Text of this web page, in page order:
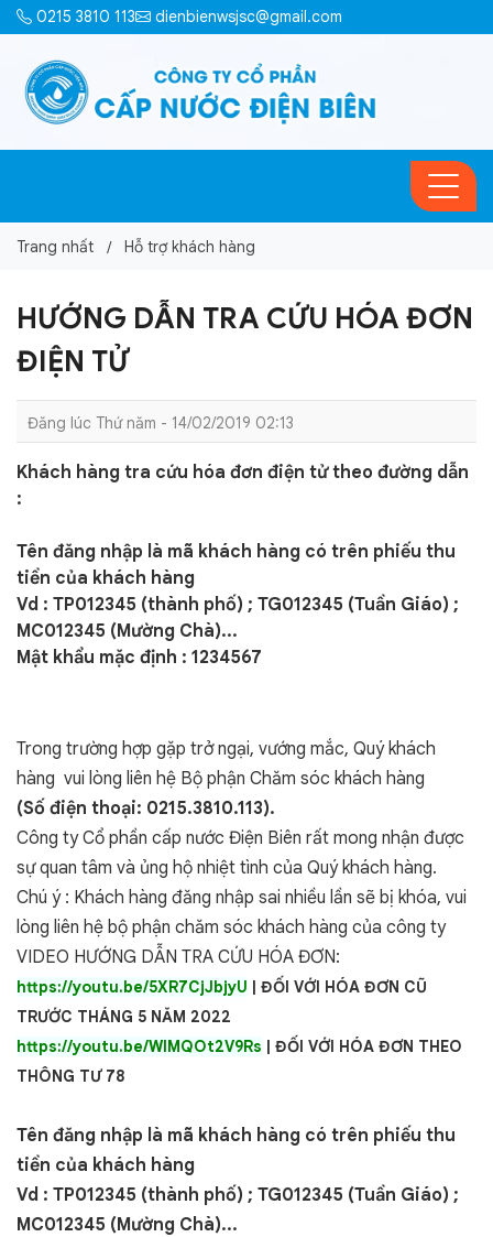
0215 3810 113 dienbienwsjsc@gmail.com
Trang nhất Hỗ trợ khách hàng
HƯỚNG DẪN TRA CỨU HÓA ĐƠN
ĐIỆN TỬ
Đăng lúc Thứ năm - 14/02/2019 02:13
Khách hàng tra cứu hóa đơn điện tử theo đường dẫn
:
Tên đăng nhập là mã khách hàng có trên phiếu thu
tiền của khách hàng
Vd : TP012345 (thành phố) ; TG012345 (Tuần Giáo) ;
MC012345 (Mường Chà)...
Mật khẩu mặc định : 1234567
Trong trường hợp gặp trở ngại, vướng mắc, Quý khách
hàng vui lòng liên hệ Bộ phận Chăm sóc khách hàng
(Số điện thoại: 0215.3810.113).
Công ty Cổ phần cấp nước Điện Biên rất mong nhận được
sự quan tâm và ủng hộ nhiệt tình của Quý khách hàng.
Chú ý : Khách hàng đăng nhập sai nhiều lần sẽ bị khóa, vui
lòng liên hệ bộ phận chăm sóc khách hàng của công ty
VIDEO HƯỚNG DẪN TRA CỨU HÓA ĐƠN:
https://youtu.be/5XR7CjJbjyU | ĐỐI VỚI HÓA ĐƠN CŨ
TRƯỚC THÁNG 5 NĂM 2022
https://youtu.be/WIMQOt2V9Rs | ĐỐI VỚI HÓA ĐƠN THEO
THÔNG TƯ 78
Tên đăng nhập là mã khách hàng có trên phiếu thu
tiền của khách hàng
Vd : TP012345 (thành phố) ; TG012345 (Tuần Giáo) ;
MC012345 (Mường Chà)...